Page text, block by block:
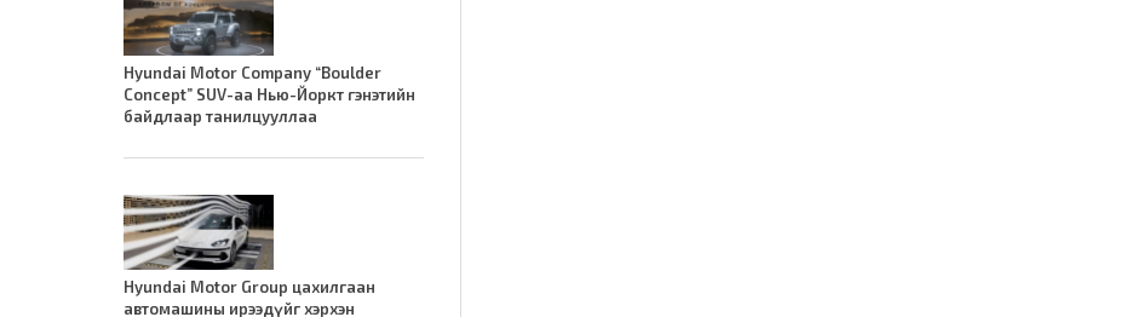
Hyundai Motor Company “Boulder
Concept” SUV-аа Нью-Йоркт гэнэтийн
байдлаар танилцууллаа
Hyundai Motor Group цахилгаан
автомашины ирээдүйг хэрхэн